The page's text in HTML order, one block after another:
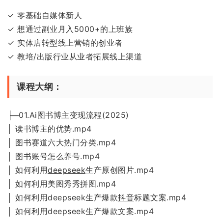
✓ 零基础自媒体新人
✓ 想通过副业月入5000+的上班族
✓ 实体店转型线上营销的创业者
✓ 教培/出版行业从业者拓展线上渠道
课程大纲：
├─01.Ai图书博主变现流程(2025)
│ 读书博主的优势.mp4
│ 图书赛道六大热门分类.mp4
│ 图书账号怎么养号.mp4
│ 如何利用deepseek生产原创图片.mp4
│ 如何利用美图秀秀拼图.mp4
│ 如何利用deepseek生产爆款抖音标题文案.mp4
│ 如何利用deepseek生产爆款文案.mp4